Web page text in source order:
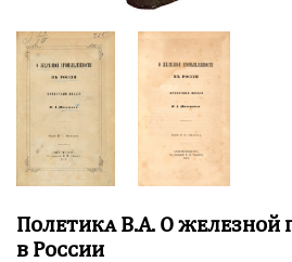
ПолетикаВ.А. Ожелезной
в России